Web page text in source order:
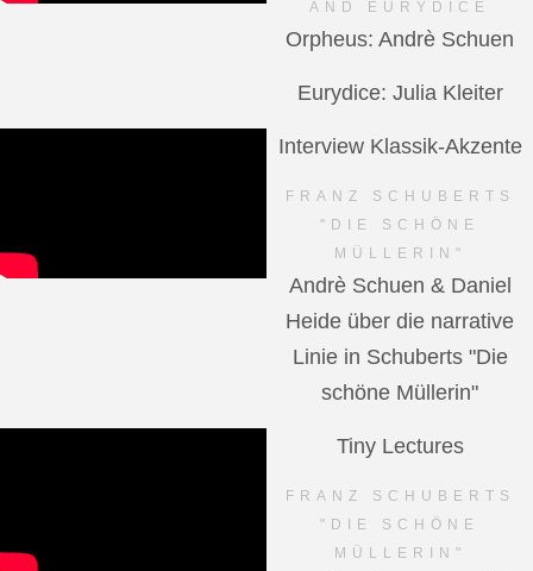
AND EURYDICE
Orpheus: Andrè Schuen
Eurydice: Julia Kleiter
Interview Klassik-Akzente
FRANZ SCHUBERTS
"DIE SCHÖNE
MÜLLERIN"
Andrè Schuen & Daniel
Heide über die narrative
Linie in Schuberts "Die
schöne Müllerin"
Tiny Lectures
FRANZ SCHUBERTS
"DIE SCHÖNE
MÜLLERIN"